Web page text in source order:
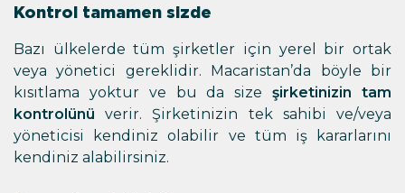
Kontrol tamamen sizde
Bazı ülkelerde tüm şirketler için yerel bir ortak
veya yönetici gereklidir. Macaristan’da böyle bir
kısıtlama yoktur ve bu da sizeşirketinizin tam
kontrolünü verir. Şirketinizin tek sahibi ve/veya
yöneticisi kendiniz olabilir ve tüm iş kararlarını
kendiniz alabilirsiniz.